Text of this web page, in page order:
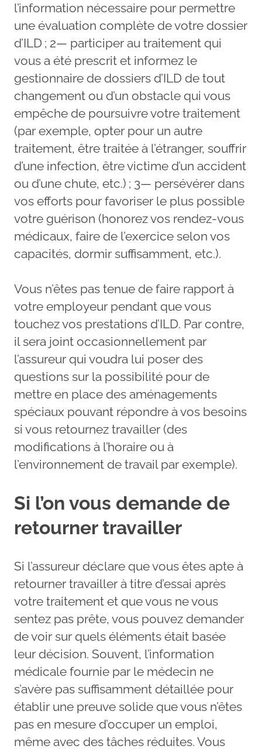
l’information nécessaire pour permettre
une évaluation complète de votre dossier
d’ILD ; 2— participer au traitement qui
vous a été prescrit et informez le
gestionnaire de dossiers d’ILD de tout
changement ou d’un obstacle qui vous
empêche de poursuivre votre traitement
(par exemple, opter pour un autre
traitement, être traitée à l’étranger, souffrir
d’une infection, être victime d’un accident
ou d’une chute, etc.) ; 3— persévérer dans
vos efforts pour favoriser le plus possible
votre guérison (honorez vos rendez-vous
médicaux, faire de l’exercice selon vos
capacités, dormir suffisamment, etc.).
Vous n’êtes pas tenue de faire rapport à
votre employeur pendant que vous
touchez vos prestations d’ILD. Par contre,
il sera joint occasionnellement par
l’assureur qui voudra lui poser des
questions sur la possibilité pour de
mettre en place des aménagements
spéciaux pouvant répondre à vos besoins
si vous retournez travailler (des
modifications à l’horaire ou à
l’environnement de travail par exemple).
Si l’on vous demande de
retourner travailler
Si l’assureur déclare que vous êtes apte à
retourner travailler à titre d’essai après
votre traitement et que vous ne vous
sentez pas prête, vous pouvez demander
de voir sur quels éléments était basée
leur décision. Souvent, l’information
médicale fournie par le médecin ne
s’avère pas suffisamment détaillée pour
établir une preuve solide que vous n’êtes
pas en mesure d’occuper un emploi,
même avec des tâches réduites. Vous